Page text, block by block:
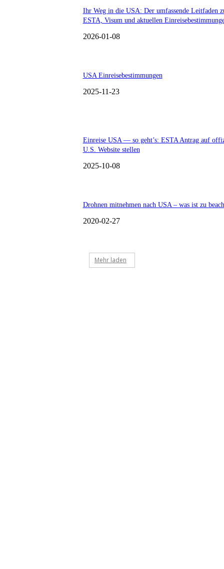
Ihr Weg in die USA: Der umfassende Leitfaden
ESTA, Visum und aktuellen
2026-01-08
USA Einreisebestimmungen
2025-11-23
Einreise USA — so geht’s: ESTA Antrag auf
U.S. Website stellen
2025-10-08
Drohnen mitnehmen nach USA – was ist zu
2020-02-27
Mehr laden